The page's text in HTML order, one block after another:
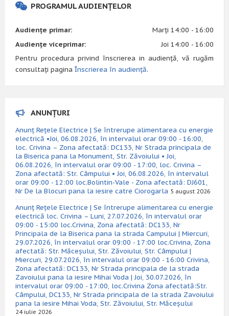
PROGRAMUL AUDIENȚELOR
Audiențe primar:
Marți 14:00 - 16:00
Audiențe viceprimar:
Joi 14:00 - 16:00
Pentru procedura privind înscrierea in audiență, vă rugăm
consultați pagina Înscrierea în audiență.
ANUNȚURI
Anunț Rețele Electrice | Se întrerupe alimentarea cu energie
electrică •Joi, 06.08.2026, în intervalul orar 09:00 - 16:00,
loc. Crivina – Zona afectată: DC133, Nr Strada principala de
la Biserica pana la Monument, Str. Zăvoiului • Joi,
06.08.2026, în intervalul orar 09:00 - 17:00, loc. Crivina –
Zona afectată: Str. Câmpului • Joi, 06.08.2026, în intervalul
orar 09:00 - 12:00 loc.Bolintin-Vale - Zona afectată: DJ601,
Nr De la Blocuri pana la iesire catre Ciorogarla 5 august 2026
Anunț Rețele Electrice | Se întrerupe alimentarea cu energie
electrică loc. Crivina – Luni, 27.07.2026, în intervalul orar
09:00 - 15:00 loc.Crivina, Zona afectată: DC133, Nr
Principala de la Biserica pana la strada Campului | Miercuri,
29.07.2026, în intervalul orar 09:00 - 17:00 loc.Crivina, Zona
afectată: Str. Măceșului, Str. Zăvoiului, Str. Câmpului |
Miercuri, 29.07.2026, în intervalul orar 09:00 - 16:00 Crivina,
Zona afectată: DC133, Nr Strada principala de la strada
Zavoiului pana la iesire Mihai Voda | Joi, 30.07.2026, în
intervalul orar 09:00 - 17:00, loc.Crivina Zona afectată:Str.
Câmpului, DC133, Nr Strada principala de la strada Zavoiului
pana la iesire Mihai Voda, Str. Zăvoiului, Str. Măceșului
24 iulie 2026